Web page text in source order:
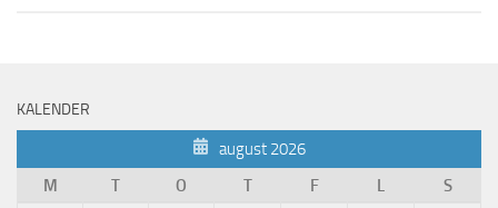
KALENDER
august 2026
M
T O T F L
S